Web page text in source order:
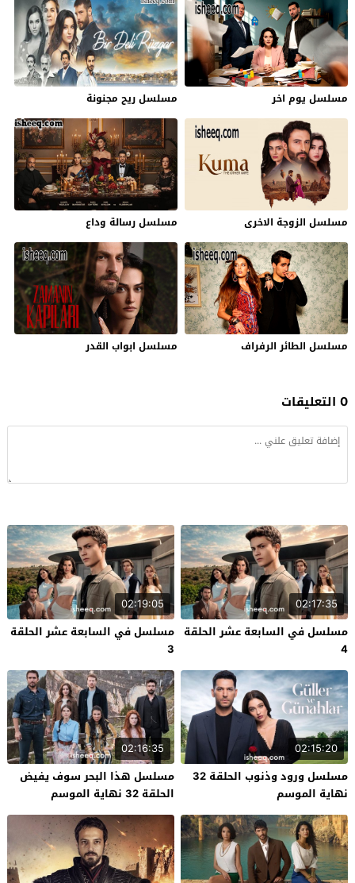
مسلسل يوم اخر مسلسل ريح مجنونة
مسلسل الزوجة الاخرى مسلسل رسالة وداع
مسلسل الطائر الرفراف مسلسل ابواب القدر
0 التعليقات
02:17:35
مسلسل في السابعة عشر الحلقة
4
02:19:05
مسلسل في السابعة عشر الحلقة
3
02:15:20
مسلسل ورود وذنوب الحلقة 32
نهاية الموسم
02:16:35
مسلسل هذا البحر سوف يفيض
الحلقة 32 نهاية الموسم